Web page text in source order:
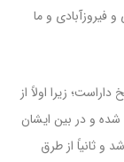
و ما
زیرا اولاً از
و در بین ایشان
و ثانیاً از طرق